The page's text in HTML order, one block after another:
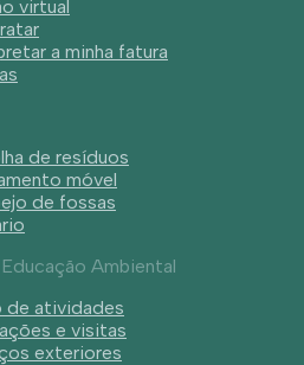
virtual
a minha fatura
de resíduos
móvel
de fossas
Ambiental
de atividades
e visitas
exteriores